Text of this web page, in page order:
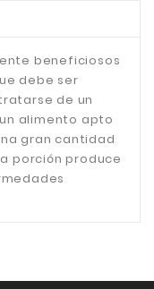
beneficiosos
debe ser
de un
alimento apto
gran cantidad
porción produce